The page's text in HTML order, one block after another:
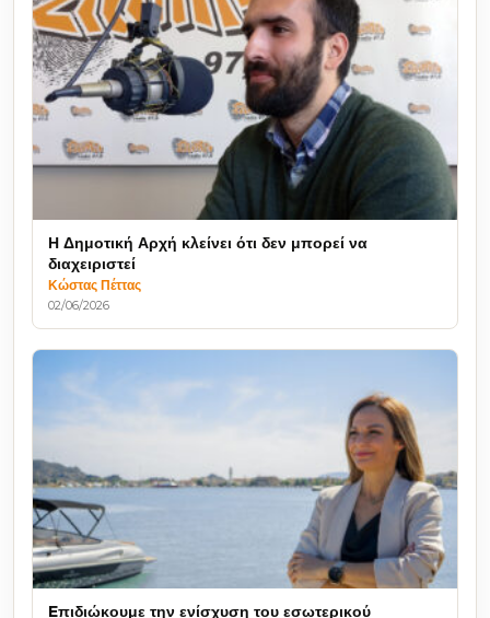
Η Δημοτική Αρχή κλείνει ότι δεν μπορεί να
διαχειριστεί
Κώστας Πέττας
02/06/2026
Eπιδιώκουμε την ενίσχυση του εσωτερικού